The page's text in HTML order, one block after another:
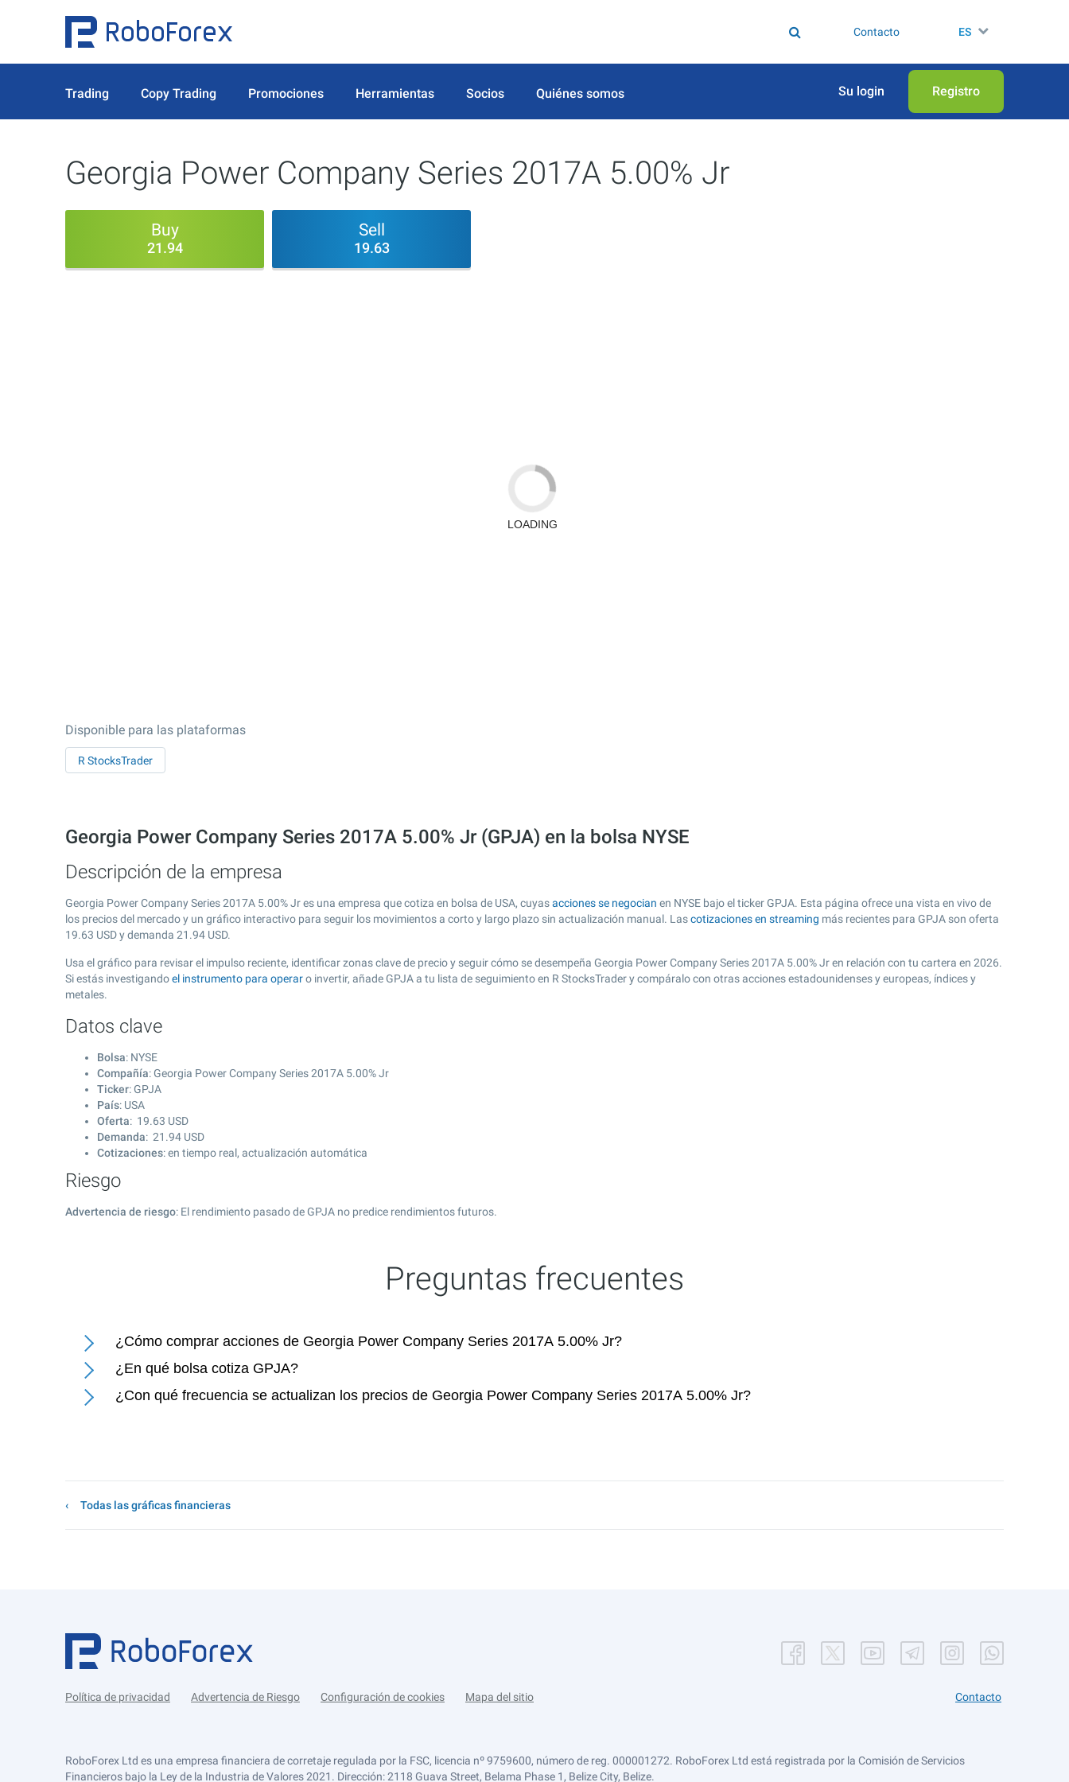
Contacto ES
Trading Copy Trading Promociones Herramientas Socios Quiénes somos Su login Registro
Georgia Power Company Series 2017A 5.00% Jr
Buy
21.94
Sell
19.63
Disponible para las plataformas
R StocksTrader
Georgia Power Company Series 2017A 5.00% Jr (GPJA) en la bolsa NYSE
Descripción de la empresa
Georgia Power Company Series 2017A 5.00% Jr es una empresa que cotiza en bolsa de USA, cuyasacciones se negocian en NYSE bajo el ticker GPJA. Esta página ofrece una vista en vivo de
los precios del mercado y un gráfico interactivo para seguir los movimientos a corto y largo plazo sin actualización manual. Lascotizaciones en streaming más recientes para GPJA son oferta
19.63 USD y demanda 21.94 USD.
Usa el gráfico para revisar el impulso reciente, identificar zonas clave de precio y seguir cómo se desempeña Georgia Power Company Series 2017A 5.00% Jr en relación con tu cartera en 2026.
Si estás investigandoel instrumento para operaro invertir, añade GPJA a tu lista de seguimiento en R StocksTrader y compáralo con otras acciones estadounidenses y europeas, índices y
metales.
Datos clave
Bolsa: NYSE
Compañía: Georgia Power Company Series 2017A 5.00% Jr
Ticker: GPJA
País: USA
Oferta: 19.63 USD
Demanda: 21.94 USD
Cotizaciones: en tiempo real, actualización automática
Riesgo
Advertencia de riesgo: El rendimiento pasado de GPJA no predice rendimientos futuros.
Preguntas frecuentes
¿Cómo comprar acciones de Georgia Power Company Series 2017A 5.00% Jr?
¿En qué bolsa cotiza GPJA?
¿Con qué frecuencia se actualizan los precios de Georgia Power Company Series 2017A 5.00% Jr?
Todas las gráficas financieras
Política de privacidad Advertencia de Riesgo Configuración de cookies Mapa del sitio Contacto
RoboForex Ltd es una empresa financiera de corretaje regulada por la FSC, licencia nº 9759600, número de reg. 000001272. RoboForex Ltd está registrada por la Comisión de Servicios
Financieros bajo la Ley de la Industria de Valores 2021. Dirección: 2118 Guava Street, Belama Phase 1, Belize City, Belize.